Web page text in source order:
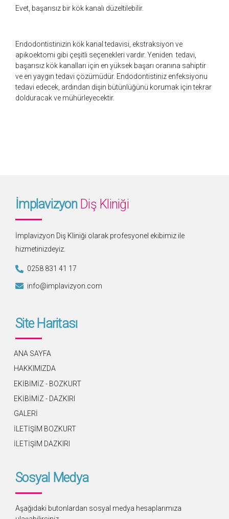
Evet, başarısız bir kök kanalı düzeltilebilir.
Endodontistinizin kök kanal tedavisi, ekstraksiyon ve
apikoektomi gibi çeşitli seçenekleri vardır. Yeniden tedavi,
başarısız kök kanalları için en yüksek başarı oranına sahiptir
ve en yaygın tedavi çözümüdür. Endodontistiniz enfeksiyonu
tedavi edecek, ardından dişin bütünlüğünü korumak için tekrar
dolduracak ve mühürleyecektir.
İmplavizyon Diş Kliniği
İmplavizyon Diş Kliniği olarak profesyonel ekibimiz ile
hizmetinizdeyiz.
0258 831 41 17
info@implavizyon.com
Site Haritası
ANA SAYFA
HAKKIMIZDA
EKİBİMİZ - BOZKURT
EKİBİMİZ - DAZKIRI
GALERİ
İLETİŞİM BOZKURT
İLETİŞİM DAZKIRI
Sosyal Medya
Aşağıdaki butonlardan sosyal medya hesaplarımıza